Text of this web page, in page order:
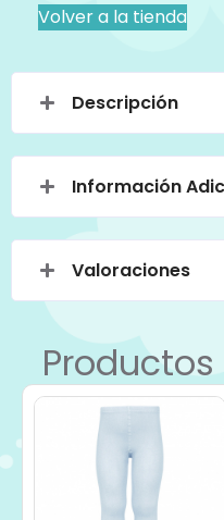
Volver a la tienda
Descripción
Información
Valoraciones